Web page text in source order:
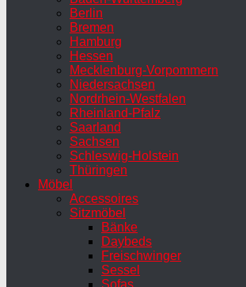
Berlin
Bremen
Hamburg
Hessen
Mecklenburg-Vorpommern
Niedersachsen
Nordrhein-Westfalen
Rheinland-Pfalz
Saarland
Sachsen
Schleswig-Holstein
Thüringen
Möbel
Accessoires
Sitzmöbel
Bänke
Daybeds
Freischwinger
Sessel
Sofas